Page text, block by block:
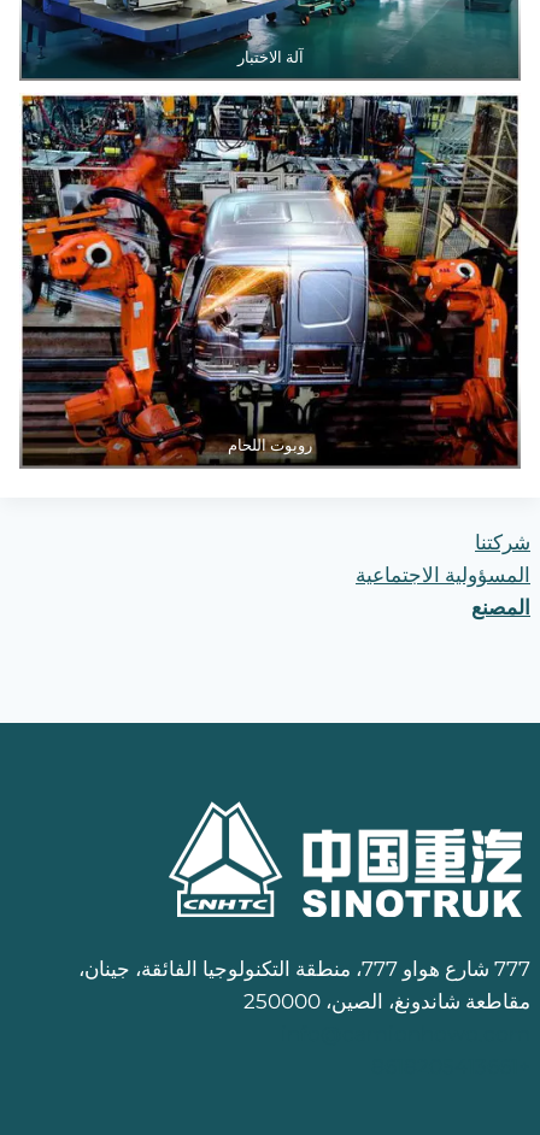
آلة الاختبار
روبوت اللحام
شركتنا
المسؤولية الاجتماعية
المصنع
777 شارع هواو 777، منطقة التكنولوجيا الفائقة، جينان،
مقاطعة شاندونغ، الصين، 250000